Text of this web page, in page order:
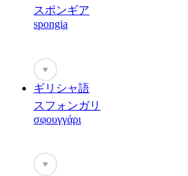
スポンギア
spongia
♥
ギリシャ語
スフォンガリ
σφουγγάρι
♥